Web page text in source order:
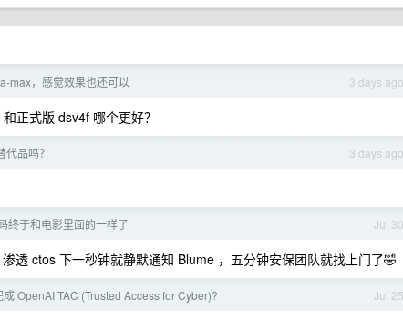
3 days ago
max，感觉效果也还可以
正式版 dsv4f 哪个更好？
3 days ago
品吗？
Jul 30
终于和电影里面的一样了
透 ctos 下一秒钟就静默通知 Blume ，五分钟安保团队就找上门了🤣
Jul 25
OpenAI TAC (Trusted Access for Cyber)?